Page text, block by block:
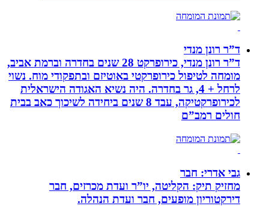
ד”ר רונן מנדי
ד”ר רונן מנדי, כירופרקט 28 שנים בחדרה וברמת אביב,
מומחה לטיפול כירופרקטי באוטיזם ובתפקודי מוח. נשוי
לרחל + 4, גר בחדרה. היה נשיא האגודה הישראלית
לכירופרקטיקה, עבד 8 שנים ביחידה לשיכוך כאב בבית
חולים רמב”ם
גבי אדרי: חבר
מחזיק תיק: הקליטה, יו”ר ועדת מכרזים, חבר
דירקטוריון מופעים, חבר ועדת הנהלה.